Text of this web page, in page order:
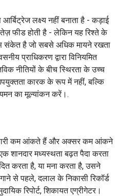
लक्ष्य नहीं बनाता है - कड़ाई
फीड होती है - लेकिन यह रिश्ते के
संकेत है जो सबसे अधिक मायने रखता
प्राधिकरण द्वारा विनियमित
नीतियों के बीच स्थिरता के उच्च
कारक के रूप में नहीं, बल्कि
का मूल्यांकन करें।.
कम आंकते हैं और अक्सर कम आंकने
शानदार मध्यस्थता बढ़त पैदा करता
करता है, या मना करता है, उसने
से पहले, दलाल के निकासी रिकॉर्ड
रिपोर्ट, शिकायत एग्रीगेटर।